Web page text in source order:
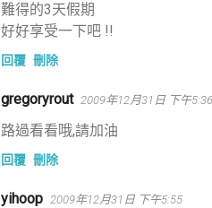
難得的3天假期
好好享受一下吧 !!
回覆 刪除
gregoryrout 2009年12月31日 下午5:36
路過看看哦,請加油
回覆 刪除
yihoop 2009年12月31日 下午5:55